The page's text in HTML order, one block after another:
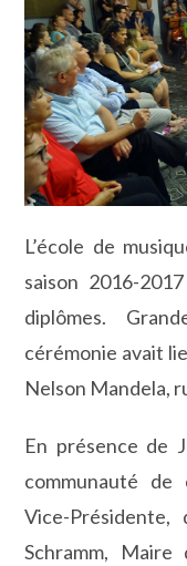
L’école de
saison 2016-
diplômes.
cérémonie avait
Nelson Mandela,
En présence de
communauté de
Vice-
Schramm,